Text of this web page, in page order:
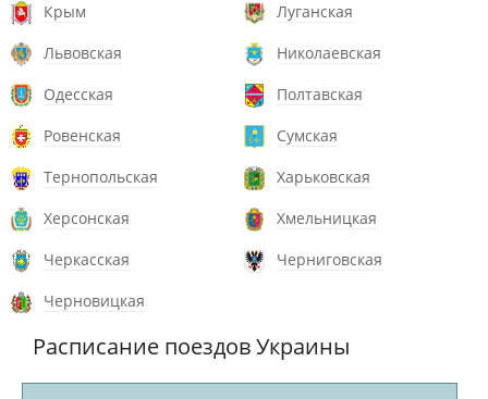
Крым
Луганская
Львовская
Николаевская
Одесская
Полтавская
Ровенская
Сумская
Тернопольская
Харьковская
Херсонская
Хмельницкая
Черкасская
Черниговская
Черновицкая
Расписание поездов Украины